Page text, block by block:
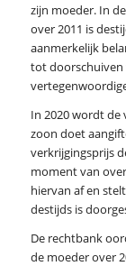
zijn moeder. In
over 2011 is
aanmerkelijk
tot doorschuiven
In 2020 wordt
zoon doet
verkrijgingsprijs
moment van
hiervan af en
destijds is
De rechtbank
de moeder over